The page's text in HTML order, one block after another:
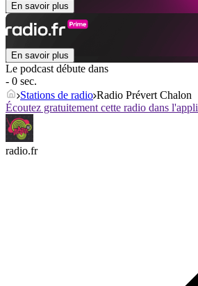
En savoir plus
En savoir plus
Le podcast débute dans
- 0 sec.
Stations de radio Radio Prévert Chalon
Écoutez gratuitement cette radio dans
radio.fr